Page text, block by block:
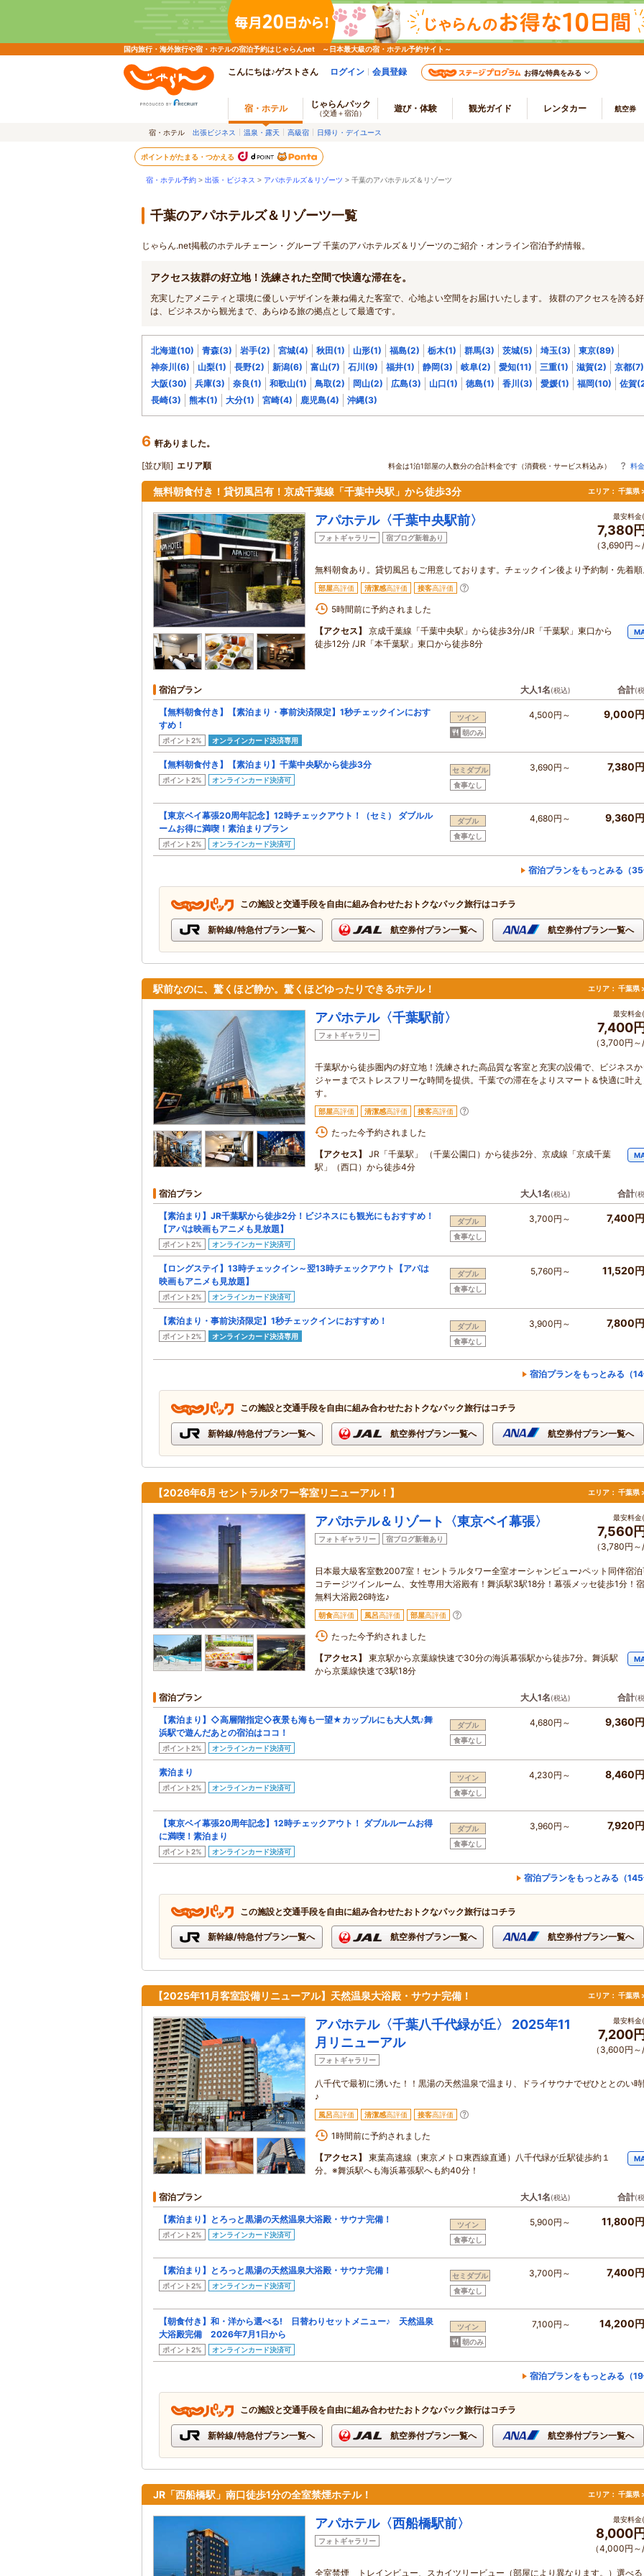
国内旅行・海外旅行や宿・ホテルの宿泊予約はじゃらんnet ～日本最大級の宿・ホテル予約サイト～
こんにちは♪ゲストさん ログイン 会員登録 お得な特典をみる
宿・ホテル じゃらんパック
（交通＋宿泊） 遊び・体験 観光ガイド レンタカー 航空券
宿・ホテル 出張ビジネス 温泉・露天 高級宿 日帰り・デイユース
ポイントがたまる・つかえる
宿・ホテル予約 > 出張・ビジネス > アパホテルズ＆リゾーツ > 千葉のアパホテルズ＆リゾーツ
千葉のアパホテルズ＆リゾーツ一覧
じゃらん.net掲載のホテルチェーン・グループ 千葉のアパホテルズ＆リゾーツのご紹介・オンライン宿泊予約情報。
アクセス抜群の好立地！洗練された空間で快適な滞在を。
充実したアメニティと環境に優しいデザインを兼ね備えた客室で、心地よい空間をお届けいたします。 抜群のアクセスを誇る
は、ビジネスから観光まで、あらゆる旅の拠点として最適です。
北海道(10) 青森(3) 岩手(2) 宮城(4) 秋田(1) 山形(1) 福島(2) 栃木(1) 群馬(3) 茨城(5) 埼玉(3)
東京(89)
神奈川(6)
山梨(1) 長野(2) 新潟(6) 富山(7) 石川(9) 福井(1) 静岡(3) 岐阜(2) 愛知(11) 三重(1) 滋賀(2)
京都(7)
大阪(30)
兵庫(3) 奈良(1) 和歌山(1) 鳥取(2) 岡山(2) 広島(3) 山口(1) 徳島(1) 香川(3) 愛媛(1) 福岡(10)
佐賀
長崎(3)
熊本(1) 大分(1) 宮崎(4) 鹿児島(4) 沖縄(3)
6 軒ありました。
[並び順] エリア順 料金は1泊1部屋の人数分の合計料金です（消費税・サービス料込み） 料
無料朝食付き！貸切風呂有！京成千葉線「千葉中央駅」から徒歩3分 エリア： 千葉県
アパホテル〈千葉中央駅前〉
フォトギャラリー 宿ブログ新着あり
最安料金
7,380
（3,690円～/
無料朝食あり。貸切風呂もご用意しております。チェックイン後より予約制・先着順
部屋高評価 清潔感高評価 接客高評価
5時間前に予約されました
【アクセス】
京成千葉線「千葉中央駅」から徒歩3分/JR「千葉駅」東口から
徒歩12分 /JR「本千葉駅」東口から徒歩8分
宿泊プラン 大人1名(税込) 合計(
【無料朝食付き】【素泊まり・事前決済限定】1秒チェックインにおす
すめ！
ポイント2% オンラインカード決済専用
ツイン
朝のみ
4,500円～ 9,000
【無料朝食付き】【素泊まり】千葉中央駅から徒歩3分
ポイント2% オンラインカード決済可
セミダブル
食事なし
3,690円～ 7,380
【東京ベイ幕張20周年記念】12時チェックアウト！（セミ） ダブルル
ームお得に満喫！素泊まりプラン
ポイント2% オンラインカード決済可
ダブル
食事なし
4,680円～ 9,360
宿泊プランをもっとみる（35
この施設と交通手段を自由に組み合わせたおトクなパック旅行はコチラ
新幹線/特急付プラン一覧へ 航空券付プラン一覧へ 航空券付プラン一覧へ
駅前なのに、驚くほど静か。驚くほどゆったりできるホテル！ エリア： 千葉県
アパホテル〈千葉駅前〉
フォトギャラリー
最安料金
7,400
（3,700円～/
千葉駅から徒歩圏内の好立地！洗練された高品質な客室と充実の設備で、ビジネスか
ジャーまでストレスフリーな時間を提供。千葉での滞在をよりスマート＆快適に叶え
す。
部屋高評価 清潔感高評価 接客高評価
たった今予約されました
【アクセス】
JR「千葉駅」 （千葉公園口）から徒歩2分、京成線「京成千葉
駅」（西口）から徒歩4分
宿泊プラン 大人1名(税込) 合計(
【素泊まり】JR千葉駅から徒歩2分！ビジネスにも観光にもおすすめ！
【アパは映画もアニメも見放題】
ポイント2% オンラインカード決済可
ダブル
食事なし
3,700円～ 7,400
【ロングステイ】13時チェックイン～翌13時チェックアウト【アパは
映画もアニメも見放題】
ポイント2% オンラインカード決済可
ダブル
食事なし
5,760円～ 11,520
【素泊まり・事前決済限定】1秒チェックインにおすすめ！
ポイント2% オンラインカード決済専用
ダブル
食事なし
3,900円～ 7,800
宿泊プランをもっとみる（14
この施設と交通手段を自由に組み合わせたおトクなパック旅行はコチラ
新幹線/特急付プラン一覧へ 航空券付プラン一覧へ 航空券付プラン一覧へ
【2026年6月 セントラルタワー客室リニューアル！】 エリア： 千葉県
アパホテル＆リゾート〈東京ベイ幕張〉
フォトギャラリー 宿ブログ新着あり
最安料金
7,560
（3,780円～/
日本最大級客室数2007室！セントラルタワー全室オーシャンビュー♪ペット同伴宿
コテージツインルーム、女性専用大浴殿有！舞浜駅3駅18分！幕張メッセ徒歩1分！
無料大浴殿26時迄♪
朝食高評価 風呂高評価 部屋高評価
たった今予約されました
【アクセス】
東京駅から京葉線快速で30分の海浜幕張駅から徒歩7分。舞浜駅
から京葉線快速で3駅18分
宿泊プラン 大人1名(税込) 合計(
【素泊まり】◇高層階指定◇夜景も海も一望★カップルにも大人気♪舞
浜駅で遊んだあとの宿泊はココ！
ポイント2% オンラインカード決済可
ダブル
食事なし
4,680円～ 9,360
素泊まり
ポイント2% オンラインカード決済可
ツイン
食事なし
4,230円～ 8,460
【東京ベイ幕張20周年記念】12時チェックアウト！ ダブルルームお得
に満喫！素泊まり
ポイント2% オンラインカード決済可
ダブル
食事なし
3,960円～ 7,920
宿泊プランをもっとみる（145
この施設と交通手段を自由に組み合わせたおトクなパック旅行はコチラ
新幹線/特急付プラン一覧へ 航空券付プラン一覧へ 航空券付プラン一覧へ
【2025年11月客室設備リニューアル】天然温泉大浴殿・サウナ完備！ エリア： 千葉県
アパホテル〈千葉八千代緑が丘〉 2025年11
月リニューアル
フォトギャラリー
最安料金
7,200
（3,600円～/
八千代で最初に湧いた！！黒湯の天然温泉で温まり、ドライサウナでぜひととのい時
♪
風呂高評価 清潔感高評価 接客高評価
1時間前に予約されました
【アクセス】
東葉高速線（東京メトロ東西線直通）八千代緑が丘駅徒歩約１
分。※舞浜駅へも海浜幕張駅へも約40分！
宿泊プラン 大人1名(税込) 合計(
【素泊まり】とろっと黒湯の天然温泉大浴殿・サウナ完備！
ポイント2% オンラインカード決済可
ツイン
食事なし
5,900円～ 11,800
【素泊まり】とろっと黒湯の天然温泉大浴殿・サウナ完備！
ポイント2% オンラインカード決済可
セミダブル
食事なし
3,700円～ 7,400
【朝食付き】和・洋から選べる! 日替わりセットメニュー♪ 天然温泉
大浴殿完備 2026年7月1日から
ポイント2% オンラインカード決済可
ツイン
朝のみ
7,100円～ 14,200
宿泊プランをもっとみる（19
この施設と交通手段を自由に組み合わせたおトクなパック旅行はコチラ
新幹線/特急付プラン一覧へ 航空券付プラン一覧へ 航空券付プラン一覧へ
JR「西船橋駅」南口徒歩1分の全室禁煙ホテル！ エリア： 千葉県
アパホテル〈西船橋駅前〉
フォトギャラリー
最安料金
8,000
（4,000円～/
全室禁煙 トレインビュー、スカイツリービュー（部屋により異なります。）選べる